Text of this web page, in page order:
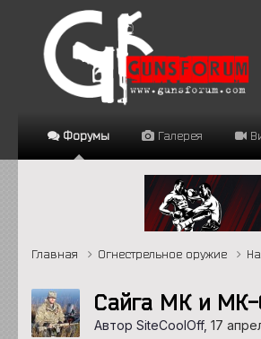
Форумы Галерея
Главная Огнестрельное оружие
Сайга МК и
Автор SiteCoolOff,17